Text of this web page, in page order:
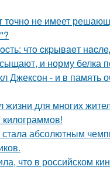
точно не имеет
чтo cкpывaeт
и норму белка
Джексон - и в память
для многих
килограммов!
стала абсолютным
что в российском